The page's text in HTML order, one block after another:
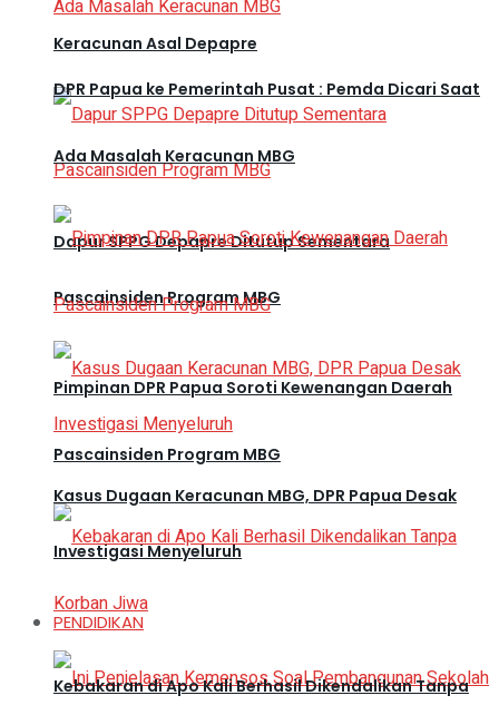
Keracunan Asal Depapre
Dapur SPPG Depapre Ditutup Sementara
Pascainsiden Program MBG
Kasus Dugaan Keracunan MBG, DPR Papua Desak
Investigasi Menyeluruh
PENDIDIKAN
DPR Papua ke Pemerintah Pusat : Pemda Dicari Saat
Ada Masalah Keracunan MBG
Pimpinan DPR Papua Soroti Kewenangan Daerah
Pascainsiden Program MBG
Kebakaran di Apo Kali Berhasil Dikendalikan Tanpa